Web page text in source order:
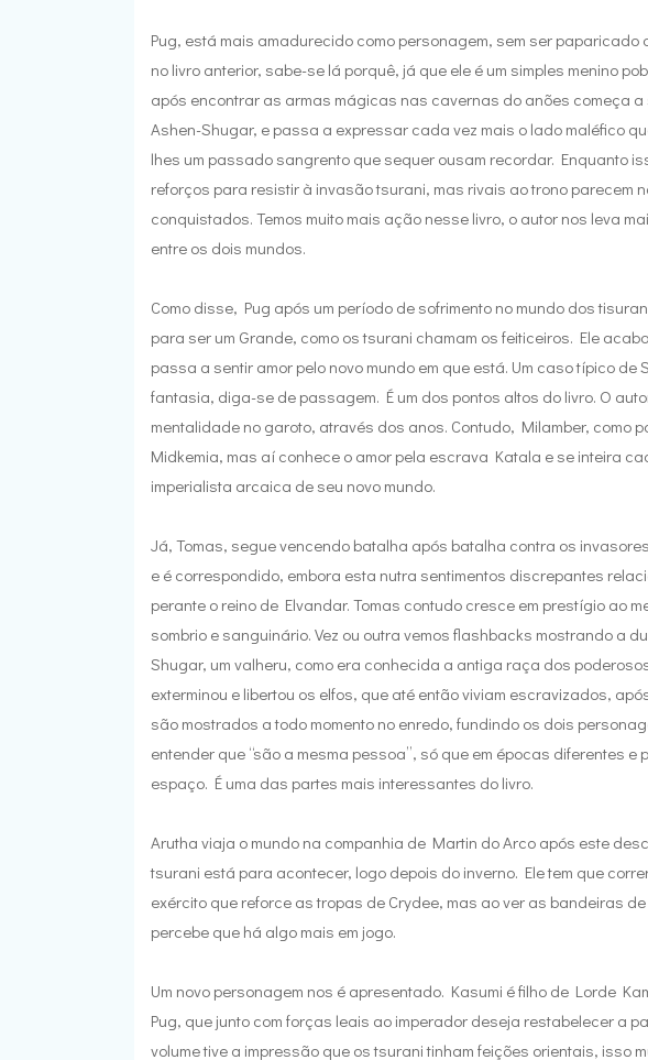
Pug, está mais amadurecido como personagem, sem ser paparicado
no livro anterior, sabe-se lá porquê, já que ele é um simples menino
após encontrar as armas mágicas nas cavernas do anões começa
Ashen-Shugar, e passa a expressar cada vez mais o lado maléfico
lhes um passado sangrento que sequer ousam recordar. Enquanto
reforços para resistir à invasão tsurani, mas rivais ao trono parecem
conquistados. Temos muito mais ação nesse livro, o autor nos leva
entre os dois mundos.
Como disse, Pug após um período de sofrimento no mundo dos
para ser um Grande, como os tsurani chamam os feiticeiros. Ele
passa a sentir amor pelo novo mundo em que está. Um caso típico de
fantasia, diga-se de passagem. É um dos pontos altos do livro. O
mentalidade no garoto, através dos anos. Contudo, Milamber, como
Midkemia, mas aí conhece o amor pela escrava Katala e se inteira
imperialista arcaica de seu novo mundo.
Já, Tomas, segue vencendo batalha após batalha contra os
e é correspondido, embora esta nutra sentimentos discrepantes
perante o reino de Elvandar. Tomas contudo cresce em prestígio ao
sombrio e sanguinário. Vez ou outra vemos flashbacks mostrando a
Shugar, um valheru, como era conhecida a antiga raça dos
exterminou e libertou os elfos, que até então viviam escravizados,
são mostrados a todo momento no enredo, fundindo os dois
entender que “são a mesma pessoa”, só que em épocas diferentes
espaço. É uma das partes mais interessantes do livro.
Arutha viaja o mundo na companhia de Martin do Arco após este
tsurani está para acontecer, logo depois do inverno. Ele tem que
exército que reforce as tropas de Crydee, mas ao ver as bandeiras
percebe que há algo mais em jogo.
Um novo personagem nos é apresentado. Kasumi é filho de Lorde
Pug, que junto com forças leais ao imperador deseja restabelecer a
volume tive a impressão que os tsurani tinham feições orientais, isso